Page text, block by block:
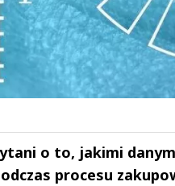
o to, jakimi
procesu